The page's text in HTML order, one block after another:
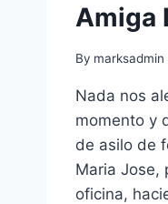
Amiga
By marksadmin
Nada nos
momento y
de asilo de
Maria Jose,
oficina,